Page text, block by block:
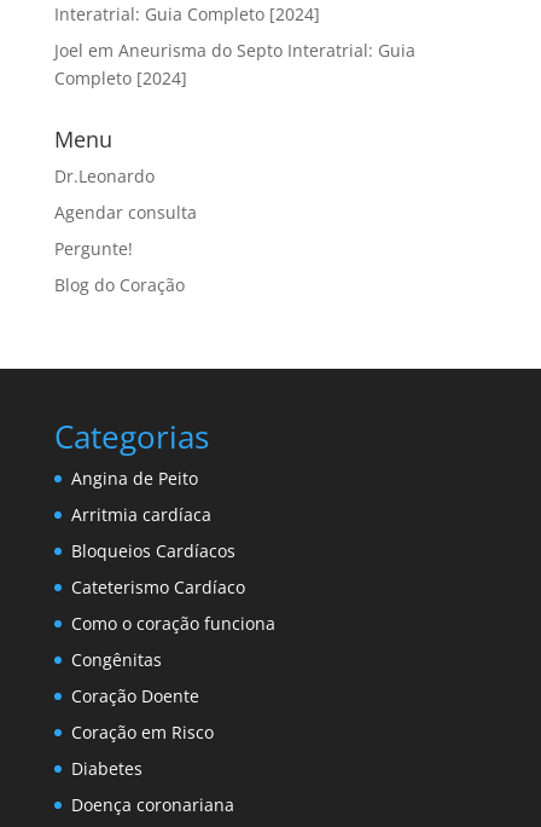
Interatrial: Guia Completo [2024]
Joel em Aneurisma do Septo Interatrial: Guia
Completo [2024]
Menu
Dr.Leonardo
Agendar consulta
Pergunte!
Blog do Coração
Categorias
Angina de Peito
Arritmia cardíaca
Bloqueios Cardíacos
Cateterismo Cardíaco
Como o coração funciona
Congênitas
Coração Doente
Coração em Risco
Diabetes
Doença coronariana